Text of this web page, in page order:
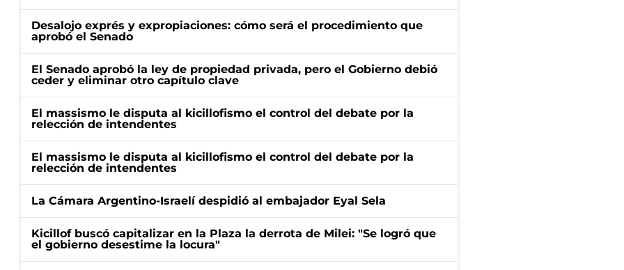
Desalojo exprés y expropiaciones: cómo será el procedimiento que
aprobó el Senado
El Senado aprobó la ley de propiedad privada, pero el Gobierno debió
ceder y eliminar otro capítulo clave
El massismo le disputa al kicillofismo el control del debate por la
relección de intendentes
El massismo le disputa al kicillofismo el control del debate por la
relección de intendentes
La Cámara Argentino-Israelí despidió al embajador Eyal Sela
Kicillof buscó capitalizar en la Plaza la derrota de Milei: "Se logró que
el gobierno desestime la locura"